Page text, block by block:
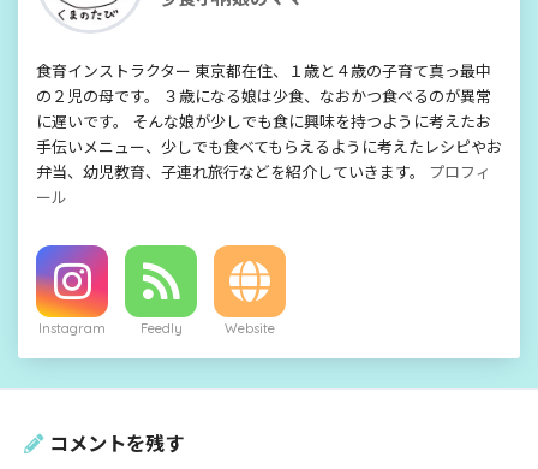
食育インストラクター 東京都在住、１歳と４歳の子育て真っ最中
の２児の母です。 ３歳になる娘は少食、なおかつ食べるのが異常
に遅いです。 そんな娘が少しでも食に興味を持つように考えたお
手伝いメニュー、少しでも食べてもらえるように考えたレシピやお
弁当、幼児教育、子連れ旅行などを紹介していきます。 プロフィ
ール
Instagram Feedly Website
コメントを残す